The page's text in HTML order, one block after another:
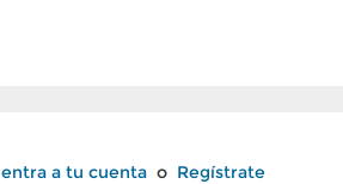
entra a tu cuenta o Regístrate